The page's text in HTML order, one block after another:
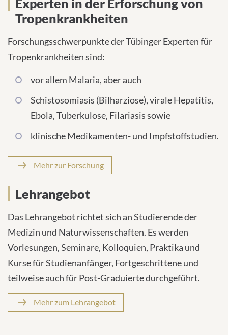
Experten in der Erforschung von
Tropenkrankheiten
Forschungsschwerpunkte der Tübinger Experten für
Tropenkrankheiten sind:
vor allem Malaria, aber auch
Schistosomiasis (Bilharziose), virale Hepatitis,
Ebola, Tuberkulose, Filariasis sowie
klinische Medikamenten- und Impfstoffstudien.
Mehr zur Forschung
Lehrangebot
Das Lehrangebot richtet sich an Studierende der
Medizin und Naturwissenschaften. Es werden
Vorlesungen, Seminare, Kolloquien, Praktika und
Kurse für Studienanfänger, Fortgeschrittene und
teilweise auch für Post-Graduierte durchgeführt.
Mehr zum Lehrangebot